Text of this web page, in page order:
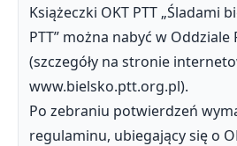
Książeczki OKT PTT „Śladami
PTT” można nabyć w Oddziale
(szczegóły na stronie
www.bielsko.ptt.org.pl).
Po zebraniu potwierdzeń
regulaminu, ubiegający się o